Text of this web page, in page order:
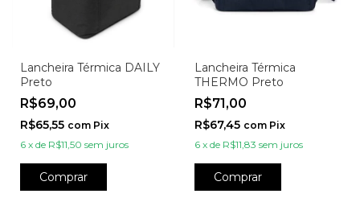
Lancheira Térmica DAILY
Preto
R$69,00
R$65,55 com Pix
6 x de R$11,50 sem juros
Comprar
Lancheira Térmica
THERMO Preto
R$71,00
R$67,45 com Pix
6 x de R$11,83 sem juros
Comprar